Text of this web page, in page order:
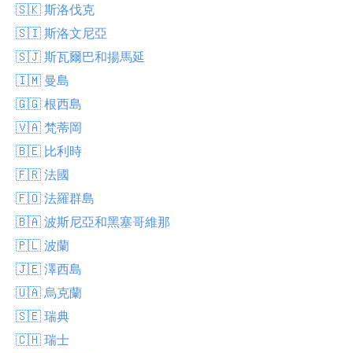
🇸🇰 斯洛伐克
🇸🇮 斯洛文尼亞
🇸🇯 斯瓦爾巴和揚馬延
🇮🇲 曼島
🇬🇬 根西島
🇻🇦 梵蒂岡
🇧🇪 比利時
🇫🇷 法國
🇫🇴 法羅群島
🇧🇦 波斯尼亞和黑塞哥維那
🇵🇱 波蘭
🇯🇪 澤西島
🇺🇦 烏克蘭
🇸🇪 瑞典
🇨🇭 瑞士